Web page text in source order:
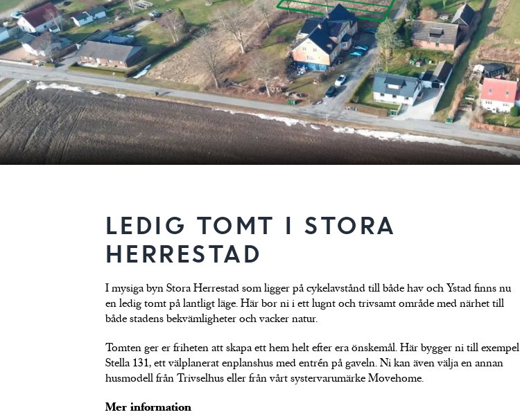
LEDIG TOMT I STORA
HERRESTAD
I mysiga byn Stora Herrestad som ligger på cykelavstånd till både hav och Ystad finns nu
en ledig tomt på lantligt läge. Här bor ni i ett lugnt och trivsamt område med närhet till
både stadens bekvämligheter och vacker natur.
Tomten ger er friheten att skapa ett hem helt efter era önskemål. Här bygger ni till exempel
Stella 131, ett välplanerat enplanshus med entrén på gaveln. Ni kan även välja en annan
husmodell från Trivselhus eller från vårt systervarumärke Movehome.
Mer information